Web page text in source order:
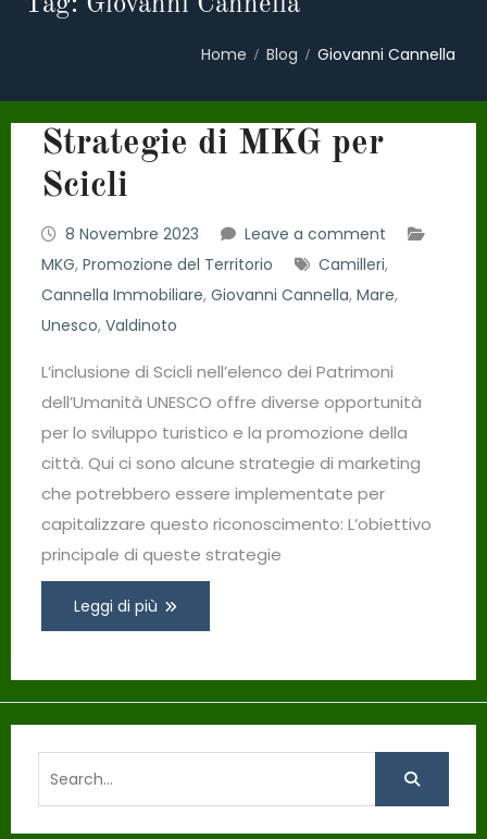
Home Blog Giovanni Cannella
Strategie di MKG per
Scicli
8 Novembre 2023
Leave a comment
MKG, Promozione del Territorio Camilleri,
Cannella Immobiliare, Giovanni Cannella, Mare,
Unesco, Valdinoto
L’inclusione di Scicli nell’elenco dei Patrimoni
dell’Umanità UNESCO offre diverse opportunità
per lo sviluppo turistico e la promozione della
città. Qui ci sono alcune strategie di marketing
che potrebbero essere implementate per
capitalizzare questo riconoscimento: L’obiettivo
principale di queste strategie
Leggi di più